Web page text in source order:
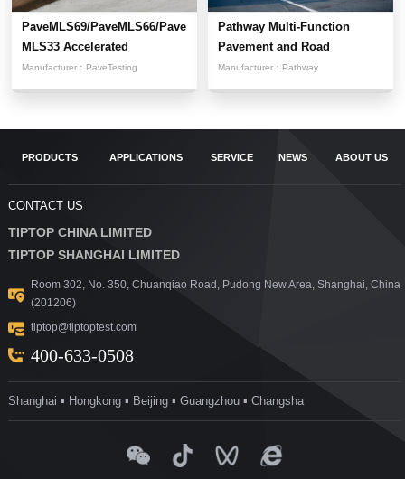
PaveMLS69/PaveMLS66/Pave
MLS33 Accelerated
Pavement...
Manufacturer： PaveTesting
Pathway Multi-Function
Pavement and Road
Condition...
Manufacturer： Pathway
PRODUCTS APPLICATIONS SERVICE NEWS ABOUT US
CONTACT US
TIPTOP CHINA LIMITED
TIPTOP SHANGHAI LIMITED
Room 302, No. 350, Chuanqiao Road, Pudong New Area, Shanghai, China
(201206)
tiptop@tiptoptest.com
400-633-0508
Shanghai ▪ Hongkong ▪ Beijing ▪ Guangzhou ▪ Changsha